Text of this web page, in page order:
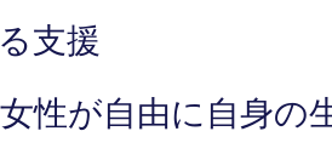
支援
性が自由に自身の